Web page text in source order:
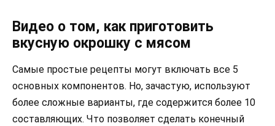
Видео о том, как приготовить
вкусную окрошку с мясом
Самые простые рецепты могут включать все 5
основных компонентов. Но, зачастую, используют
более сложные варианты, где содержится более 10
составляющих. Что позволяет сделать конечный